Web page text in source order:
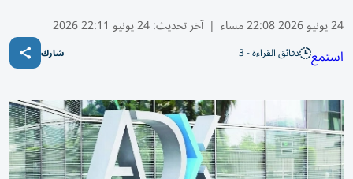
24 يونيو 2026 22:08 مساء | آخر تحديث:24 يونيو 22:11 2026
استمع دقائق القراءة - 3 شارك